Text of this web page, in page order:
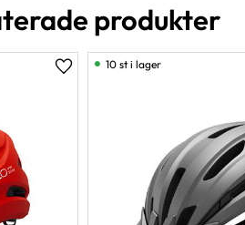
produkter
Lägg till i favoriter
10 st i lager